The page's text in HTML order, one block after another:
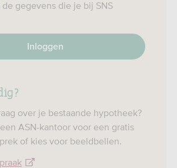
gegevens die je bij SNS
Inloggen
over je bestaande hypotheek?
ASN-kantoor voor een gratis
of kies voor beeldbellen.